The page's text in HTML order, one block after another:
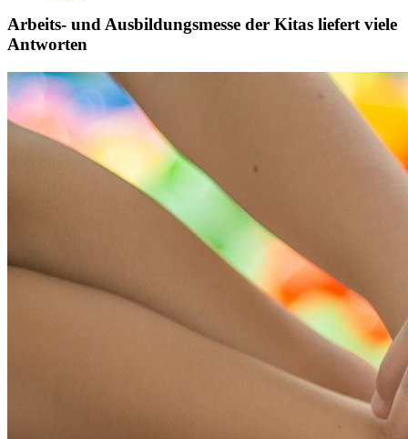
Arbeits- und Ausbildungsmesse der Kitas liefert viele
Antworten